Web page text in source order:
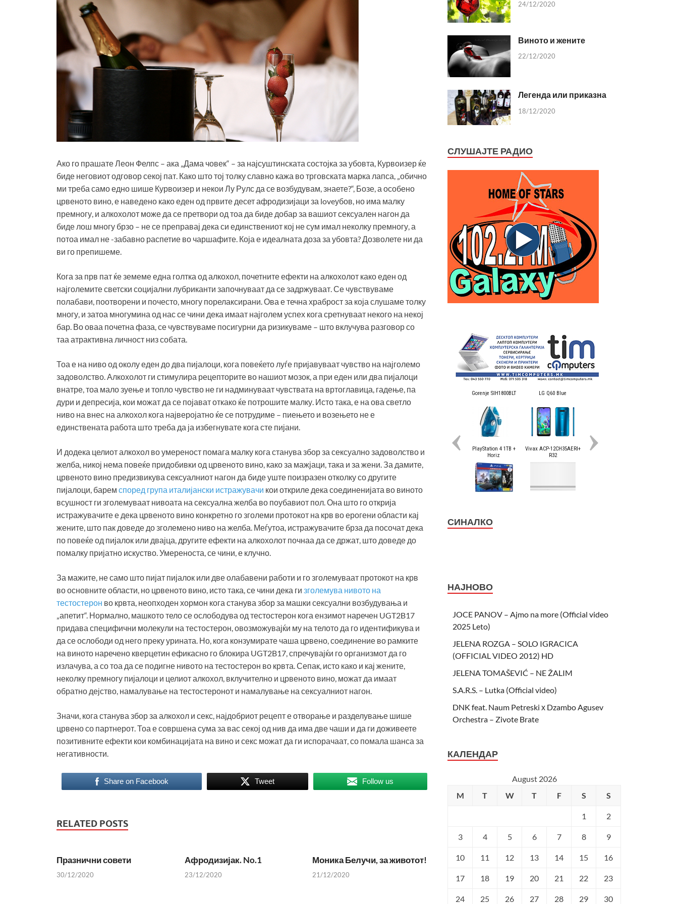
Ако го прашате Леон Фелпс – ака „Дама човек“ – за најсуштинската состојка за убовта, Курвоизер ќе
биде неговиот одговор секој пат. Како што тој толку славно кажа во трговската марка лапса, „обично
ми треба само едно шише Курвоизер и некои Лу Рулс да се возбудувам, знаете?“, Бозе, а особено
црвеното вино, е наведено како еден од првите десет афродизијаци за loveубов, но има малку
премногу, и алкохолот може да се претвори од тоа да биде добар за вашиот сексуален нагон да
биде лош многу брзо – не се преправај дека си единствениот кој не сум имал неколку премногу, а
потоа имал не -забавно распетие во чаршафите. Која е идеалната доза за убовта? Дозволете ни да
ви го препишеме.
Кога за прв пат ќе земеме една голтка од алкохол, почетните ефекти на алкохолот како еден од
најголемите светски социјални лубриканти започнуваат да се задржуваат. Се чувствуваме
полабави, поотворени и почесто, многу порелаксирани. Ова е течна храброст за која слушаме толку
многу, и затоа многумина од нас се чини дека имаат најголем успех кога сретнуваат некого на некој
бар. Во оваа почетна фаза, се чувствуваме посигурни да ризикуваме – што вклучува разговор со
таа атрактивна личност низ собата.
Тоа е на ниво од околу еден до два пијалоци, кога повеќето луѓе пријавуваат чувство на најголемо
задоволство. Алкохолот ги стимулира рецепторите во нашиот мозок, а при еден или два пијалоци
внатре, тоа мало зуење и топло чувство не ги надминуваат чувствата на вртоглавица, гадење, па
дури и депресија, кои можат да се појават откако ќе потрошите малку. Исто така, е на ова светло
ниво на внес на алкохол кога најверојатно ќе се потрудиме – пиењето и возењето не е
единствената работа што треба да ја избегнувате кога сте пијани.
И додека целиот алкохол во умереност помага малку кога станува збор за сексуално задоволство и
желба, никој нема повеќе придобивки од црвеното вино, како за мажјаци, така и за жени. За дамите,
црвеното вино предизвикува сексуалниот нагон да биде уште поизразен отколку со другите
пијалоци, барем според група италијански истражувачи кои откриле дека соединенијата во виното
всушност ги зголемуваат нивоата на сексуална желба во поубавиот пол. Она што го открија
истражувачите е дека црвеното вино конкретно го зголеми протокот на крв во ерогени области кај
жените, што пак доведе до зголемено ниво на желба. Меѓутоа, истражувачите брза да посочат дека
по повеќе од пијалок или двајца, другите ефекти на алкохолот почнаа да се држат, што доведе до
помалку пријатно искуство. Умереноста, се чини, е клучно.
За мажите, не само што пијат пијалок или две олабавени работи и го зголемуваат протокот на крв
во основните области, но црвеното вино, исто така, се чини дека ги зголемува нивото на
тестостерон во крвта, неопходен хормон кога станува збор за машки сексуални возбудувања и
„апетит“. Нормално, машкото тело се ослободува од тестостерон кога ензимот наречен UGT2B17
придава специфични молекули на тестостерон, овозможувајќи му на телото да го идентификува и
да се ослободи од него преку урината. Но, кога конзумирате чаша црвено, соединение во рамките
на виното наречено кверцетин ефикасно го блокира UGT2B17, спречувајќи го организмот да го
излачува, а со тоа да се подигне нивото на тестостерон во крвта. Сепак, исто како и кај жените,
неколку премногу пијалоци и целиот алкохол, вклучително и црвеното вино, можат да имаат
обратно дејство, намалување на тестостеронот и намалување на сексуалниот нагон.
Значи, кога станува збор за алкохол и секс, најдобриот рецепт е отворање и разделување шише
црвено со партнерот. Тоа е совршена сума за вас секој од нив да има две чаши и да ги доживеете
позитивните ефекти кои комбинацијата на вино и секс можат да ги испорачаат, со помала шанса за
негативности.
Share on Facebook Tweet Follow us
RELATED POSTS
Празнични совети
30/12/2020
Афродизијак. No.1
23/12/2020
Моника Белучи, за животот!
21/12/2020
24/12/2020
Виното и жените
22/12/2020
Легенда или приказна
18/12/2020
СЛУШАЈТЕ РАДИО
СИНАЛКО
НАЈНОВО
JOCE PANOV – Ajmo na more (Official video
2025 Leto)
JELENA ROZGA – SOLO IGRACICA
(OFFICIAL VIDEO 2012) HD
JELENA TOMAŠEVIĆ – NE ŽALIM
S.A.R.S. – Lutka (Official video)
DNK feat. Naum Petreski х Dzambo Agusev
Orchestra – Zivote Brate
КАЛЕНДАР
August 2026
M
T W T F S S
1 2
3 4 5 6 7 8 9
10 11 12 13 14 15 16
17 18 19 20 21 22 23
24 25 26 27 28 29 30